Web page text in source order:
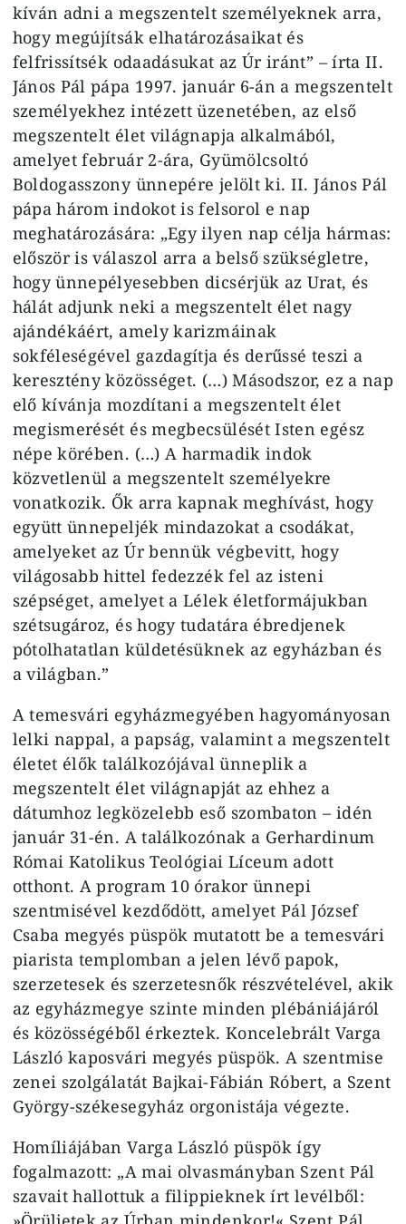
kíván adni a megszentelt személyeknek arra,
hogy megújítsák elhatározásaikat és
felfrissítsék odaadásukat az Úr iránt” – írta II.
János Pál pápa 1997. január 6‑án a megszentelt
személyekhez intézett üzenetében, az első
megszentelt élet világnapja alkalmából,
amelyet február 2‑ára, Gyümölcsoltó
Boldogasszony ünnepére jelölt ki. II. János Pál
pápa három indokot is felsorol e nap
meghatározására: „Egy ilyen nap célja hármas:
először is válaszol arra a belső szükségletre,
hogy ünnepélyesebben dicsérjük az Urat, és
hálát adjunk neki a megszentelt élet nagy
ajándékáért, amely karizmáinak
sokféleségével gazdagítja és derűssé teszi a
keresztény közösséget. (…) Másodszor, ez a nap
elő kívánja mozdítani a megszentelt élet
megismerését és megbecsülését Isten egész
népe körében. (…) A harmadik indok
közvetlenül a megszentelt személyekre
vonatkozik. Ők arra kapnak meghívást, hogy
együtt ünnepeljék mindazokat a csodákat,
amelyeket az Úr bennük végbevitt, hogy
világosabb hittel fedezzék fel az isteni
szépséget, amelyet a Lélek életformájukban
szétsugároz, és hogy tudatára ébredjenek
pótolhatatlan küldetésüknek az egyházban és
a világban.”
A temesvári egyházmegyében hagyományosan
lelki nappal, a papság, valamint a megszentelt
életet élők találkozójával ünneplik a
megszentelt élet világnapját az ehhez a
dátumhoz legközelebb eső szombaton – idén
január 31‑én. A találkozónak a Gerhardinum
Római Katolikus Teológiai Líceum adott
otthont. A program 10 órakor ünnepi
szentmisével kezdődött, amelyet Pál József
Csaba megyés püspök mutatott be a temesvári
piarista templomban a jelen lévő papok,
szerzetesek és szerzetesnők részvételével, akik
az egyházmegye szinte minden plébániájáról
és közösségéből érkeztek. Koncelebrált Varga
László kaposvári megyés püspök. A szentmise
zenei szolgálatát Bajkai‑Fábián Róbert, a Szent
György‑székesegyház orgonistája végezte.
Homíliájában Varga László püspök így
fogalmazott: „A mai olvasmányban Szent Pál
szavait hallottuk a filippieknek írt levélből: